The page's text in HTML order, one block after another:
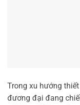
Trong xu hướng
đương đại đang